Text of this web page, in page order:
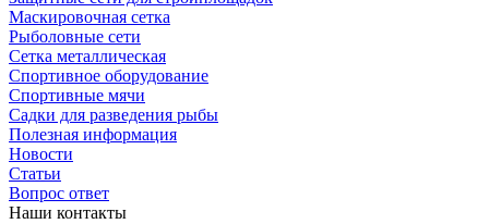
Маскировочная сетка
Рыболовные сети
Сетка металлическая
Спортивное оборудование
Спортивные мячи
Садки для разведения рыбы
Полезная информация
Новости
Статьи
Вопрос ответ
Наши контакты